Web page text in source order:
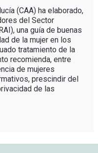
(CAA) ha elaborado,
del Sector
una guía de buenas
de la mujer en los
tratamiento de la
recomienda, entre
de mujeres
prescindir del
de las